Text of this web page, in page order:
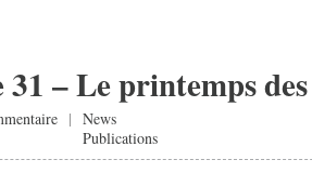
– Le printemps
| News
Publications